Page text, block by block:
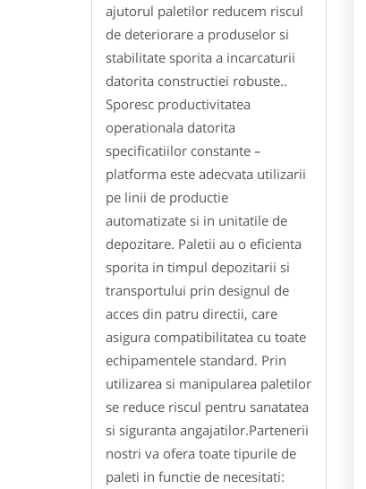
ajutorul paletilor reducem riscul
de deteriorare a produselor si
stabilitate sporita a incarcaturii
datorita constructiei robuste..
Sporesc productivitatea
operationala datorita
specificatiilor constante –
platforma este adecvata utilizarii
pe linii de productie
automatizate si in unitatile de
depozitare. Paletii au o eficienta
sporita in timpul depozitarii si
transportului prin designul de
acces din patru directii, care
asigura compatibilitatea cu toate
echipamentele standard. Prin
utilizarea si manipularea paletilor
se reduce riscul pentru sanatatea
si siguranta angajatilor.Partenerii
nostri va ofera toate tipurile de
paleti in functie de necesitati: